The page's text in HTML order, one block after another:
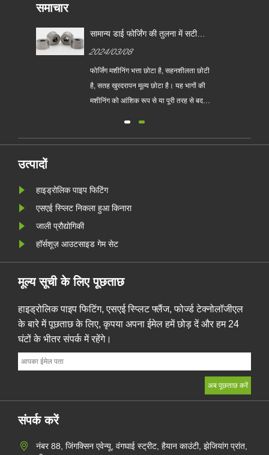
समाचार
सामान्य डाई फोर्जिंग की तुलना में सटीक
2024/03/08
फोर्जिंग मशीनिंग भत्ता छोटा है, सहनशीलता छोटी
है, सतह खुरदरापन मूल्य छोटा है। यह भागों की
मशीनिंग को आंशिक रूप से या पूरी तरह से बदल
उत्पादों
हाइड्रोलिक पाइप फिटिंग
एसएई स्प्लिट निकला हुआ किनारा
जाली प्रौद्योगिकी
हॉर्सशूज़ आउटसाइड गेम सेट
मूल्य सूची के लिए पूछताछ
हाइड्रोलिक पाइप फिटिंग, एसएई स्प्लिट फ्लैंज, फोर्ज्ड टेक्नोलॉजीएल
के बारे में पूछताछ के लिए, कृपया अपना ईमेल हमें छोड़ दें और हम 24
घंटों के भीतर संपर्क में रहेंगे।
संपर्क करें
नंबर 88, जिंगक्सिन एवेन्यू, वंगघाई स्ट्रीट, हैयान काउंटी, झेजियांग प्रांत,